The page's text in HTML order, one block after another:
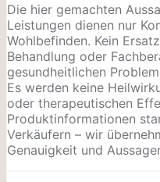
Die hier gemachten
Leistungen dienen nur
Wohlbefinden. Kein
Behandlung oder
gesundheitlichen
Es werden keine
oder therapeutischen
Produktinformationen
Verkäufern – wir
Genauigkeit und